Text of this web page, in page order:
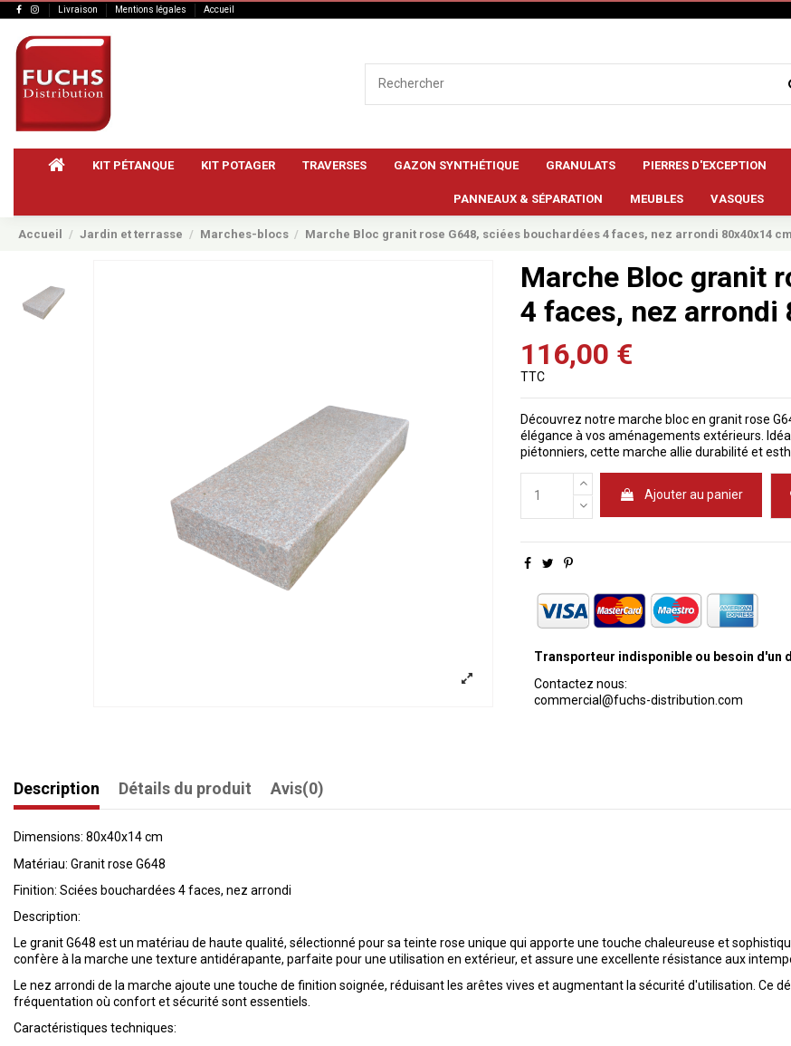
Livraison Mentions légales Accueil
KIT PÉTANQUE KIT POTAGER TRAVERSES GAZON SYNTHÉTIQUE GRANULATS PIERRES D'EXCEPTION
PANNEAUX & SÉPARATION MEUBLES VASQUES
Accueil Jardin et terrasse Marches-blocs Marche Bloc granit rose G648, sciées bouchardées 4 faces, nez arrondi 80x40x14 cm
Marche Bloc granit
4 faces, nez arrondi
116,00 €
TTC
Découvrez notre marche bloc en granit rose
élégance à vos aménagements extérieurs.
piétonniers, cette marche allie durabilité et
Ajouter au panier
Transporteur indisponible ou besoin d'un
Contactez nous:
commercial@fuchs-distribution.com
Description Détails du produit Avis(0)
Dimensions: 80x40x14 cm
Matériau: Granit rose G648
Finition: Sciées bouchardées 4 faces, nez arrondi
Description:
Le granit G648 est un matériau de haute qualité, sélectionné pour sa teinte rose unique qui apporte une touche chaleureuse et
confère à la marche une texture antidérapante, parfaite pour une utilisation en extérieur, et assure une excellente résistance aux
Le nez arrondi de la marche ajoute une touche de finition soignée, réduisant les arêtes vives et augmentant la sécurité d'utilisation. Ce
fréquentation où confort et sécurité sont essentiels.
Caractéristiques techniques: